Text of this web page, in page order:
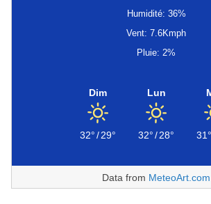
Humidité: 36%
Vent: 7.6Kmph
Pluie: 2%
Dim
32°/29°
Lun
32°/28° 31°
Data from MeteoArt.com